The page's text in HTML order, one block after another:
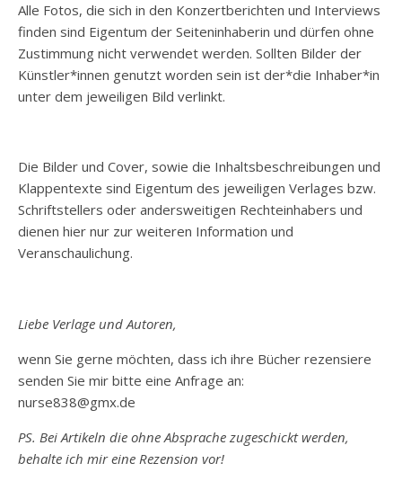
Alle Fotos, die sich in den Konzertberichten und Interviews
finden sind Eigentum der Seiteninhaberin und dürfen ohne
Zustimmung nicht verwendet werden. Sollten Bilder der
Künstler*innen genutzt worden sein ist der*die Inhaber*in
unter dem jeweiligen Bild verlinkt.
Die Bilder und Cover, sowie die Inhaltsbeschreibungen und
Klappentexte sind Eigentum des jeweiligen Verlages bzw.
Schriftstellers oder andersweitigen Rechteinhabers und
dienen hier nur zur weiteren Information und
Veranschaulichung.
Liebe Verlage und Autoren,
wenn Sie gerne möchten, dass ich ihre Bücher rezensiere
senden Sie mir bitte eine Anfrage an:
nurse838@gmx.de
PS. Bei Artikeln die ohne Absprache zugeschickt werden,
behalte ich mir eine Rezension vor!